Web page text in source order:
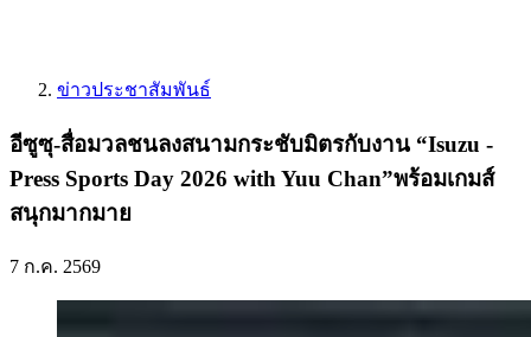
ข่าวประชาสัมพันธ์
อีซูซุ-สื่อมวลชนลงสนามกระชับมิตรกับงาน “Isuzu -
Press Sports Day 2026 with Yuu Chan”พร้อมเกมส์
สนุกมากมาย
7 ก.ค. 2569